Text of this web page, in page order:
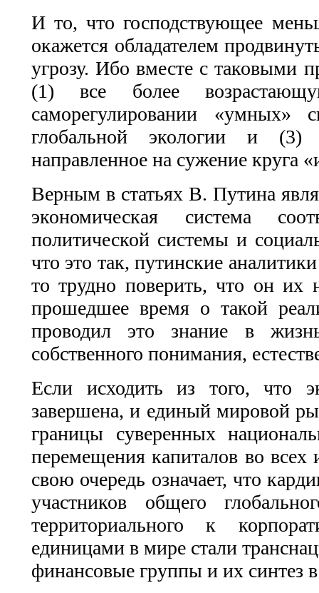
И то, что господствующее
окажется обладателем
угрозу. Ибо вместе с таковыми
(1) все более
саморегулировании «умных»
глобальной экологии и (3)
направленное на сужение круга
Верным в статьях В. Путина
экономическая система
политической системы и
что это так, путинские
то трудно поверить, что он
прошедшее время о такой
проводил это знание в
собственного понимания,
Если исходить из того, что
завершена, и единый мировой
границы суверенных
перемещения капиталов во
свою очередь означает, что
участников общего
территориального к
единицами в мире стали
финансовые группы и их синтез